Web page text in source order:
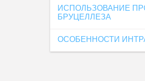
ИСПОЛЬЗОВАНИЕ
БРУЦЕЛЛЕЗА
ОСОБЕННОСТИ